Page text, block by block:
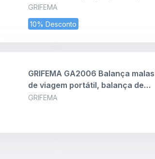
GRIFEMA
10% Desconto
com Tampa, Aço Inoxidável
(Exclusivo na Amazon), 0,01 -
500 g
GRIFEMA
GRIFEMA GA2006 Balança malas
de viagem portátil, balança de
bagagem com ecrã LCD, até 110